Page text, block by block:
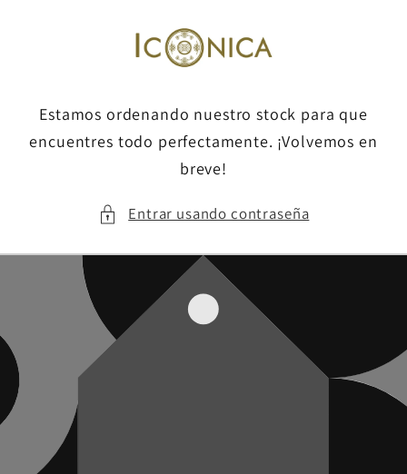
Estamos ordenando nuestro stock para que
encuentres todo perfectamente. ¡Volvemos en
breve!
Entrar usando contraseña